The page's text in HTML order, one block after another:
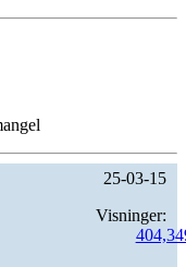
25-03-15
Visninger: